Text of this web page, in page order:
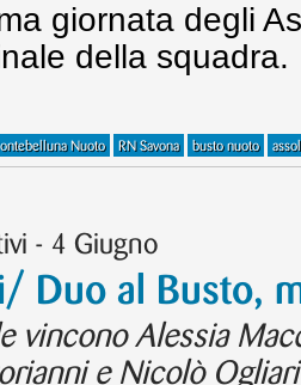
giornata degli
della squadra.
Nuoto RN Savona busto nuoto
- 4 Giugno
Duo al Busto,
vincono Alessia
e Nicolò